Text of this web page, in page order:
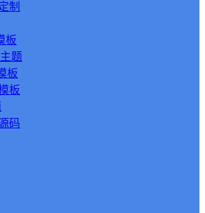
制
板
题
板
板
码